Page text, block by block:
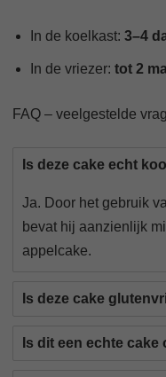
In de koelkast: 3–4
In de vriezer: tot 2
FAQ – veelgestelde
Is deze cake echt
Ja. Door het gebruik
bevat hij aanzienlijk
appelcake.
Is deze cake
Is dit een echte cake